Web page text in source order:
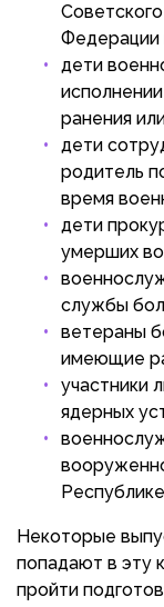
Федерации
дети
ранения
дети
родитель
время
дети
умерших
службы
ветераны
имеющие
участники
ядерных
Некоторые
попадают в эту
пройти